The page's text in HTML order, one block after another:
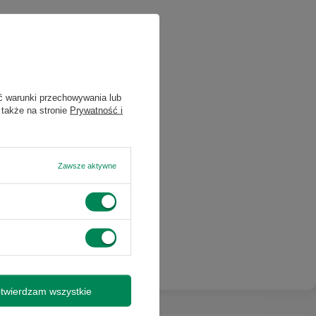
warunki przechowywania lub
na stronie Prywatność i
Zawsze aktywne
wszystkie